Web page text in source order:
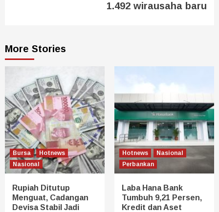
1.492 wirausaha baru
More Stories
Bursa
Hotnews
Nasional
Rupiah Ditutup
Menguat, Cadangan
Devisa Stabil Jadi
Hotnews
Nasional
Perbankan
Laba Hana Bank
Tumbuh 9,21 Persen,
Kredit dan Aset